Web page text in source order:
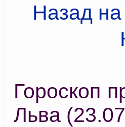
Назад
Гороскоп
Льва